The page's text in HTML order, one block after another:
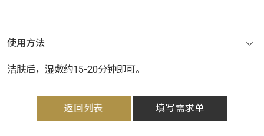
使用方法
洁肤后，湿敷约15-20分钟即可。
返回列表 填写需求单